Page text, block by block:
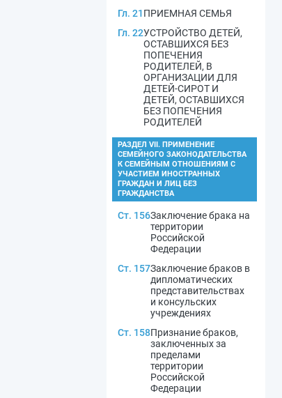
Гл. 21ПРИЕМНАЯ СЕМЬЯ
Гл. 22УСТРОЙСТВО ДЕТЕЙ,
ОСТАВШИХСЯ БЕЗ
ПОПЕЧЕНИЯ
РОДИТЕЛЕЙ, В
ОРГАНИЗАЦИИ ДЛЯ
ДЕТЕЙ-СИРОТ И
ДЕТЕЙ, ОСТАВШИХСЯ
БЕЗ ПОПЕЧЕНИЯ
РОДИТЕЛЕЙ
РАЗДЕЛ VII. ПРИМЕНЕНИЕ
СЕМЕЙНОГО ЗАКОНОДАТЕЛЬСТВА
К СЕМЕЙНЫМ ОТНОШЕНИЯМ С
УЧАСТИЕМ ИНОСТРАННЫХ
ГРАЖДАН И ЛИЦ БЕЗ
ГРАЖДАНСТВА
Ст. 156Заключение брака на
территории
Российской
Федерации
Ст. 157Заключение браков в
дипломатических
представительствах
и консульских
учреждениях
Ст. 158Признание браков,
заключенных за
пределами
территории
Российской
Федерации